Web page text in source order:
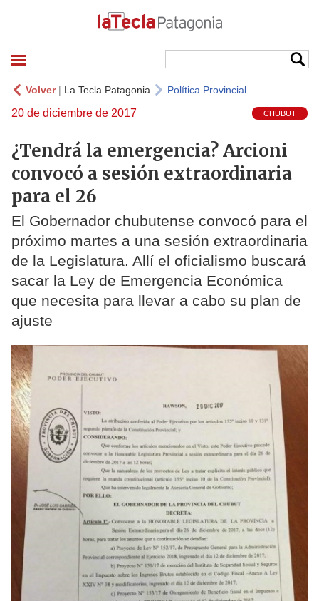
Volver| La Tecla Patagonia Política Provincial
20 de diciembre de 2017 CHUBUT
¿Tendrá la emergencia? Arcioni
convocó a sesión extraordinaria
para el 26
El Gobernador chubutense convocó para el
próximo martes a una sesión extraordinaria
de la Legislatura. Allí el oficialismo buscará
sacar la Ley de Emergencia Económica
que necesita para llevar a cabo su plan de
ajuste